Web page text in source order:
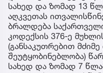
სახედ და ზომად 13
აღკვეთას
ბრალდება
კოდექსის 376-ე
(განსაკუთრებით
შეუტყობინებლობა)
სახედ და ზომად 7